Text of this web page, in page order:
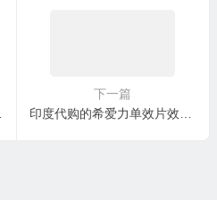
下一篇